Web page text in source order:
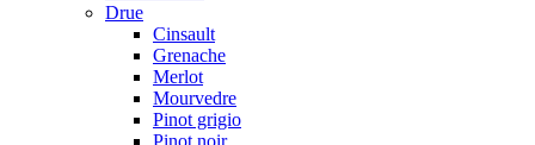
Drue
Cinsault
Grenache
Merlot
Mourvedre
Pinot grigio
Pinot noir